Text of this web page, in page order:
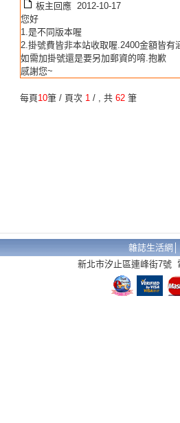
板主回應 2012-10-17
您好
1.是不同版本喔
2.掛號費皆非本站收取喔.2400金額皆有
如需加掛號還是要另加郵資的唷.抱歉
感謝您~
每頁10筆 / 頁次 1 / , 共 62 筆
雜誌生活網
新北市汐止區連峰街7號